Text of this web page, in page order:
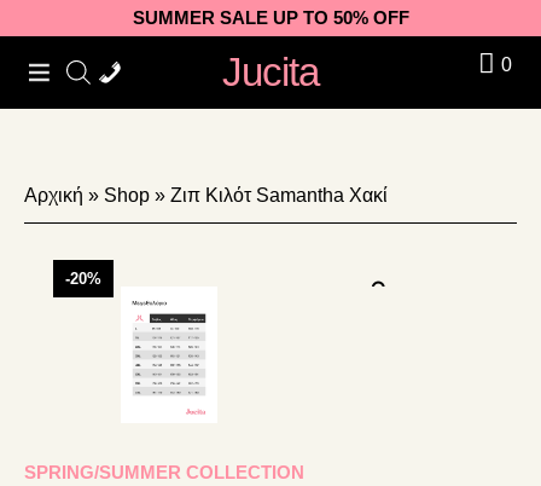
to
primary
to
main
to
footer
SUMMER SALE UP TO 50% OFF
Jucita 0
Αρχική » Shop » Ζιπ Κιλότ Samantha Χακί
-20%
SPRING/SUMMER COLLECTION